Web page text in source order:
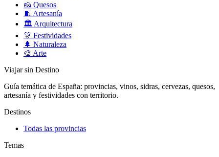
🧀 Quesos
🧵 Artesanía
🏛️ Arquitectura
🎊 Festividades
🌲 Naturaleza
🎨 Arte
Viajar sin Destino
Guía temática de España: provincias, vinos, sidras, cervezas, quesos,
artesanía y festividades con territorio.
Destinos
Todas las provincias
Temas